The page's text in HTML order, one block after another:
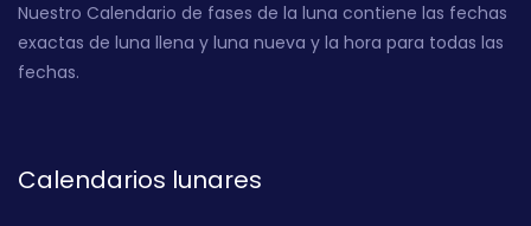
Nuestro Calendario de fases de la luna contiene las fechas
exactas de luna llena y luna nueva y la hora para todas las
fechas.
Calendarios lunares